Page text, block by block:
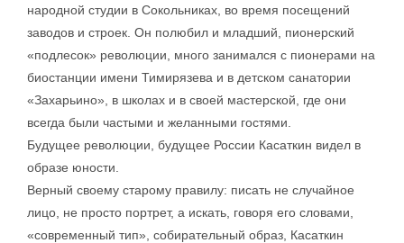
народной студии в Сокольниках, во время посещений
заводов и строек. Он полюбил и младший, пионерский
«подлесок» революции, много занимался с пионерами на
биостанции имени Тимирязева и в детском санатории
«Захарьино», в школах и в своей мастерской, где они
всегда были частыми и желанными гостями.
Будущее революции, будущее России Касаткин видел в
образе юности.
Верный своему старому правилу: писать не случайное
лицо, не просто портрет, а искать, говоря его словами,
«современный тип», собирательный образ, Касаткин